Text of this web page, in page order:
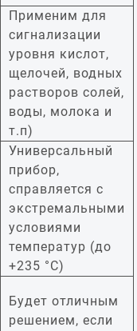
Применим для
сигнализации
уровня кислот,
щелочей, водных
растворов солей,
воды, молока и
т.п)
Универсальный
прибор,
справляется с
экстремальными
условиями
температур (до
+235 °С)
Будет отличным
решением, если